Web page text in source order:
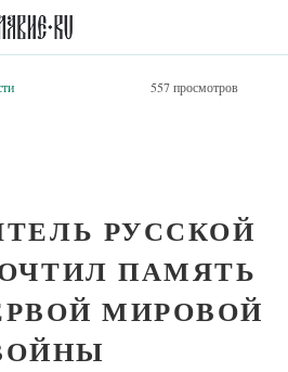
557 просмотров
РУССКОЙ
ПАМЯТЬ
МИРОВОЙ